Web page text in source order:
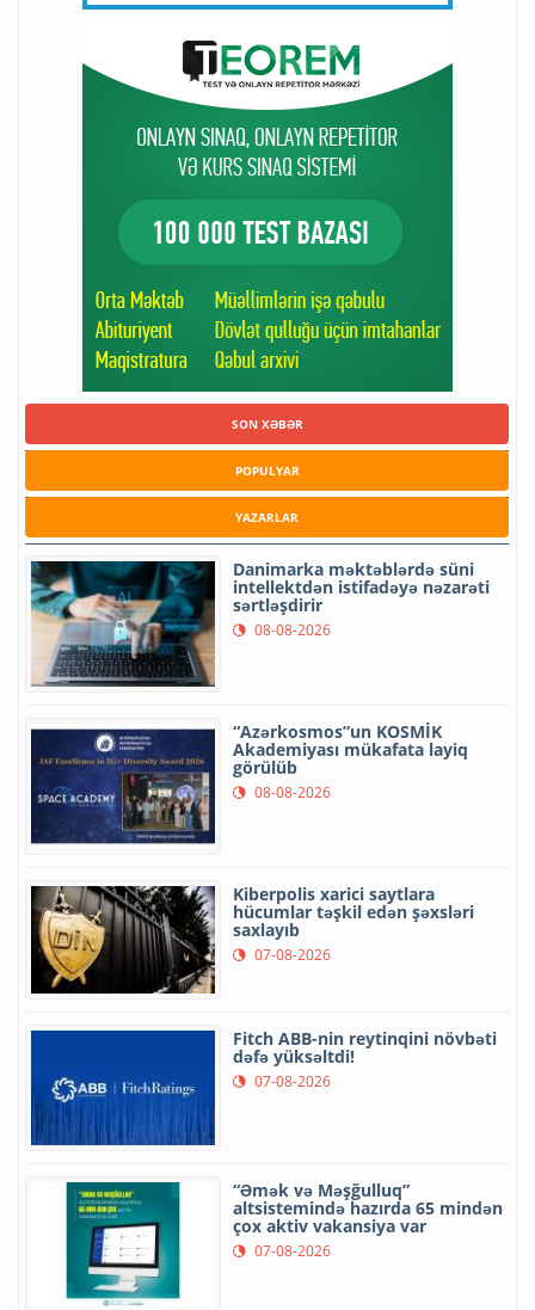
SON XƏBƏR
POPULYAR
YAZARLAR
Danimarka məktəblərdə süni
intellektdən istifadəyə nəzarəti
sərtləşdirir
08-08-2026
“Azərkosmos”un KOSMİK
Akademiyası mükafata layiq
görülüb
08-08-2026
Kiberpolis xarici saytlara
hücumlar təşkil edən şəxsləri
saxlayıb
07-08-2026
Fitch ABB-nin reytinqini növbəti
dəfə yüksəltdi!
07-08-2026
“Əmək və Məşğulluq”
altsistemində hazırda 65 mindən
çox aktiv vakansiya var
07-08-2026